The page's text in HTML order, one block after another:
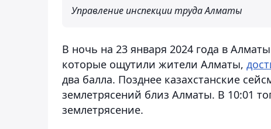
Управление инспекции труда Алматы
В ночь на 23 января 2024 года в Алматы
которые ощутили жители Алматы,
два балла. Позднее казахстанские
землетрясений близ Алматы. В 10:01
землетрясение.